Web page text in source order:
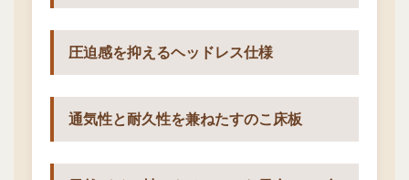
圧迫感を抑えるヘッドレス仕様
通気性と耐久性を兼ねたすのこ床板